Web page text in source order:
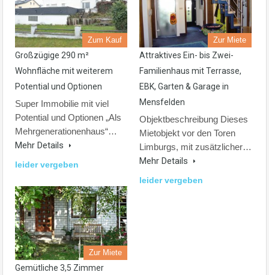
Zum Kauf
Großzügige 290 m²
Wohnfläche mit weiterem
Potential und Optionen
Super Immobilie mit viel
Potential und Optionen „Als
Mehrgenerationenhaus“…
Mehr Details
leider vergeben
Zur Miete
Attraktives Ein- bis Zwei-
Familienhaus mit Terrasse,
EBK, Garten & Garage in
Mensfelden
Objektbeschreibung Dieses
Mietobjekt vor den Toren
Limburgs, mit zusätzlicher…
Mehr Details
leider vergeben
Zur Miete
Gemütliche 3,5 Zimmer